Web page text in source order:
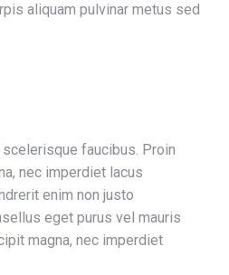
aliquam pulvinar metus sed
faucibus. Proin
nec imperdiet lacus
enim non justo
eget purus vel mauris
magna, nec imperdiet